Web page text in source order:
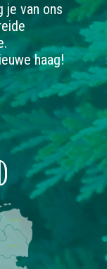
je van ons
haag!